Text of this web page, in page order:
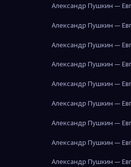
Александр Пушкин —
Александр Пушкин —
Александр Пушкин —
Александр Пушкин —
Александр Пушкин —
Александр Пушкин —
Александр Пушкин —
Александр Пушкин —
Александр Пушкин —